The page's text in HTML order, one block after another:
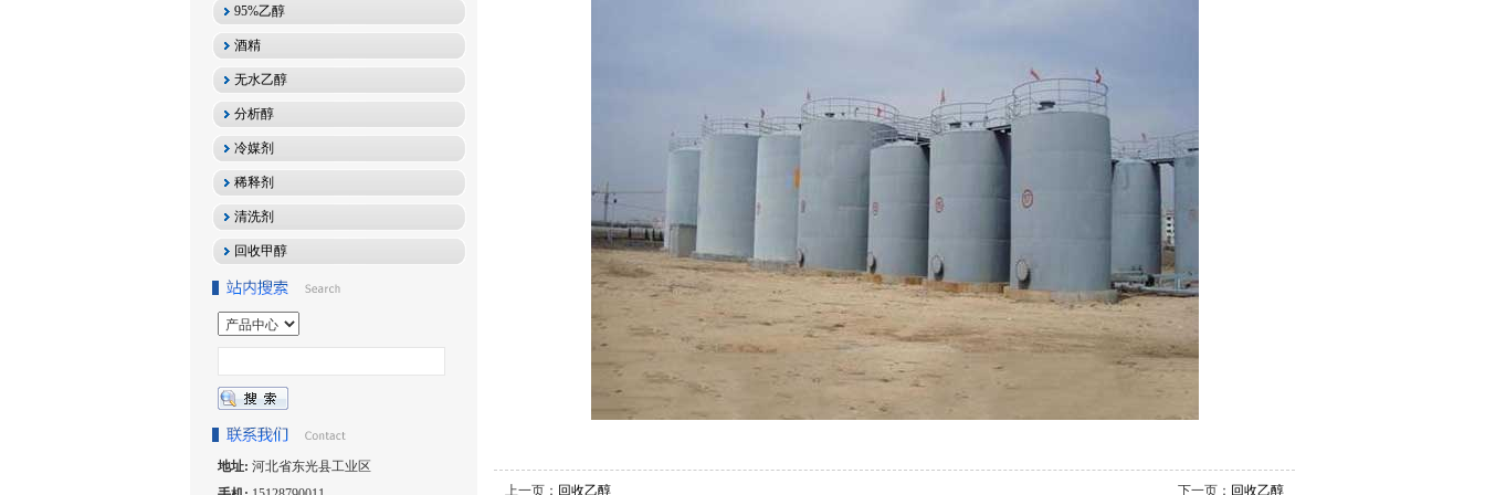
95%乙醇
酒精
无水乙醇
分析醇
冷媒剂
稀释剂
清洗剂
回收甲醇
地址: 河北省东光县工业区
上一页： 回收乙醇 下一页： 回收乙醇